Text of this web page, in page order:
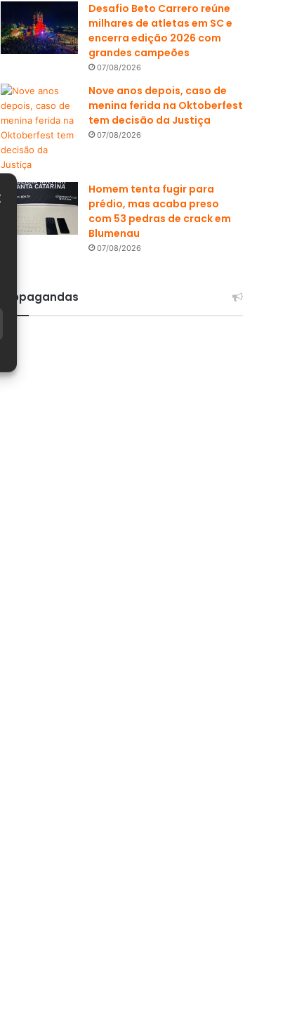
Desafio Beto Carrero reúne
milhares de atletas em SC e
encerra edição 2026 com
grandes campeões
07/08/2026
Nove anos depois, caso de
menina ferida na Oktoberfest
tem decisão da Justiça
07/08/2026
Homem tenta fugir para
prédio, mas acaba preso
com 53 pedras de crack em
Blumenau
07/08/2026
Propagandas